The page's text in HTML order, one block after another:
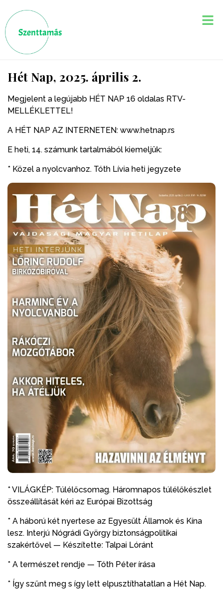
Hét Nap, 2025. április 2.
Megjelent a legújabb HÉT NAP 16 oldalas RTV-
MELLÉKLETTEL!
A HÉT NAP AZ INTERNETEN: www.hetnap.rs
E heti, 14. számunk tartalmából kiemeljük:
* Közel a nyolcvanhoz. Tóth Lívia heti jegyzete
* VILÁGKÉP: Túlélőcsomag. Háromnapos túlélőkészlet
összeállítását kéri az Európai Bizottság
* A háború két nyertese az Egyesült Államok és Kína
lesz. Interjú Nógrádi György biztonságpolitikai
szakértővel — Készítette: Talpai Lóránt
* A természet rendje — Tóth Péter írása
* Így szűnt meg s így lett elpusztíthatatlan a Hét Nap.